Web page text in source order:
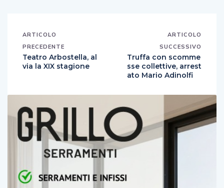
ARTICOLO
PRECEDENTE
Teatro Arbostella, al
via la XIX stagione
ARTICOLO
SUCCESSIVO
Truffa con scomme
sse collettive, arrest
ato Mario Adinolfi